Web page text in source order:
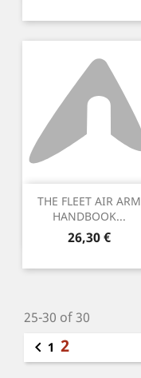
THE FLEET AIR ARM
HANDBOOK...
Precio
26,30 €
25-30 of 30
 1 2